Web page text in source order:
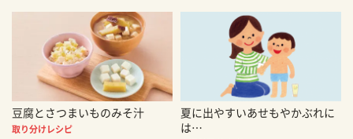
豆腐とさつまいものみそ汁
取り分けレシピ
夏に出やすいあせもやかぶれに
は…